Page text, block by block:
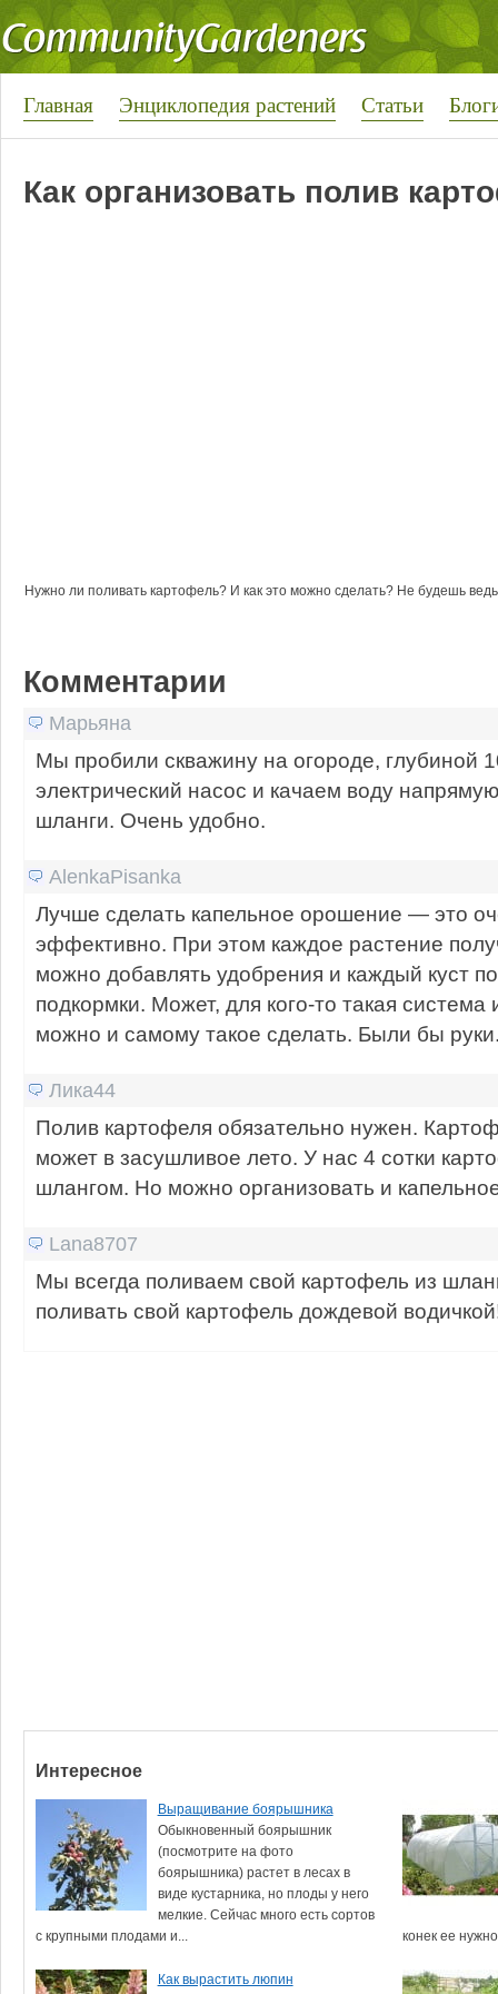
Главная Энциклопедия растений Статьи
Как организовать полив
Нужно ли поливать картофель? И как это можно сделать? Не будешь
Комментарии
Марьяна
Мы пробили скважину на огороде, глубиной
электрический насос и качаем воду
шланги. Очень удобно.
AlenkaPisanka
Лучше сделать капельное орошение — это
эффективно. При этом каждое растение
можно добавлять удобрения и каждый куст
подкормки. Может, для кого-то такая система
можно и самому такое сделать. Были бы
Лика44
Полив картофеля обязательно нужен.
может в засушливое лето. У нас 4 сотки
шлангом. Но можно организовать и
Lana8707
Мы всегда поливаем свой картофель из
поливать свой картофель дождевой
Интересное
Выращивание боярышника
Обыкновенный боярышник
(посмотрите на фото
боярышника) растет в лесах в
виде кустарника, но плоды у него
мелкие. Сейчас много есть сортов
с крупными плодами и...
конек ее
Как вырастить люпин